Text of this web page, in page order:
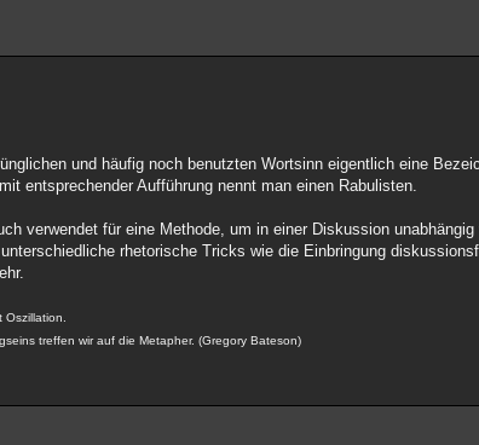
und häufig noch benutzten Wortsinn eigentlich eine
entsprechender Aufführung nennt man einen Rabulisten.
verwendet für eine Methode, um in einer Diskussion
rhetorische Tricks wie die Einbringung
treffen wir auf die Metapher. (Gregory Bateson)